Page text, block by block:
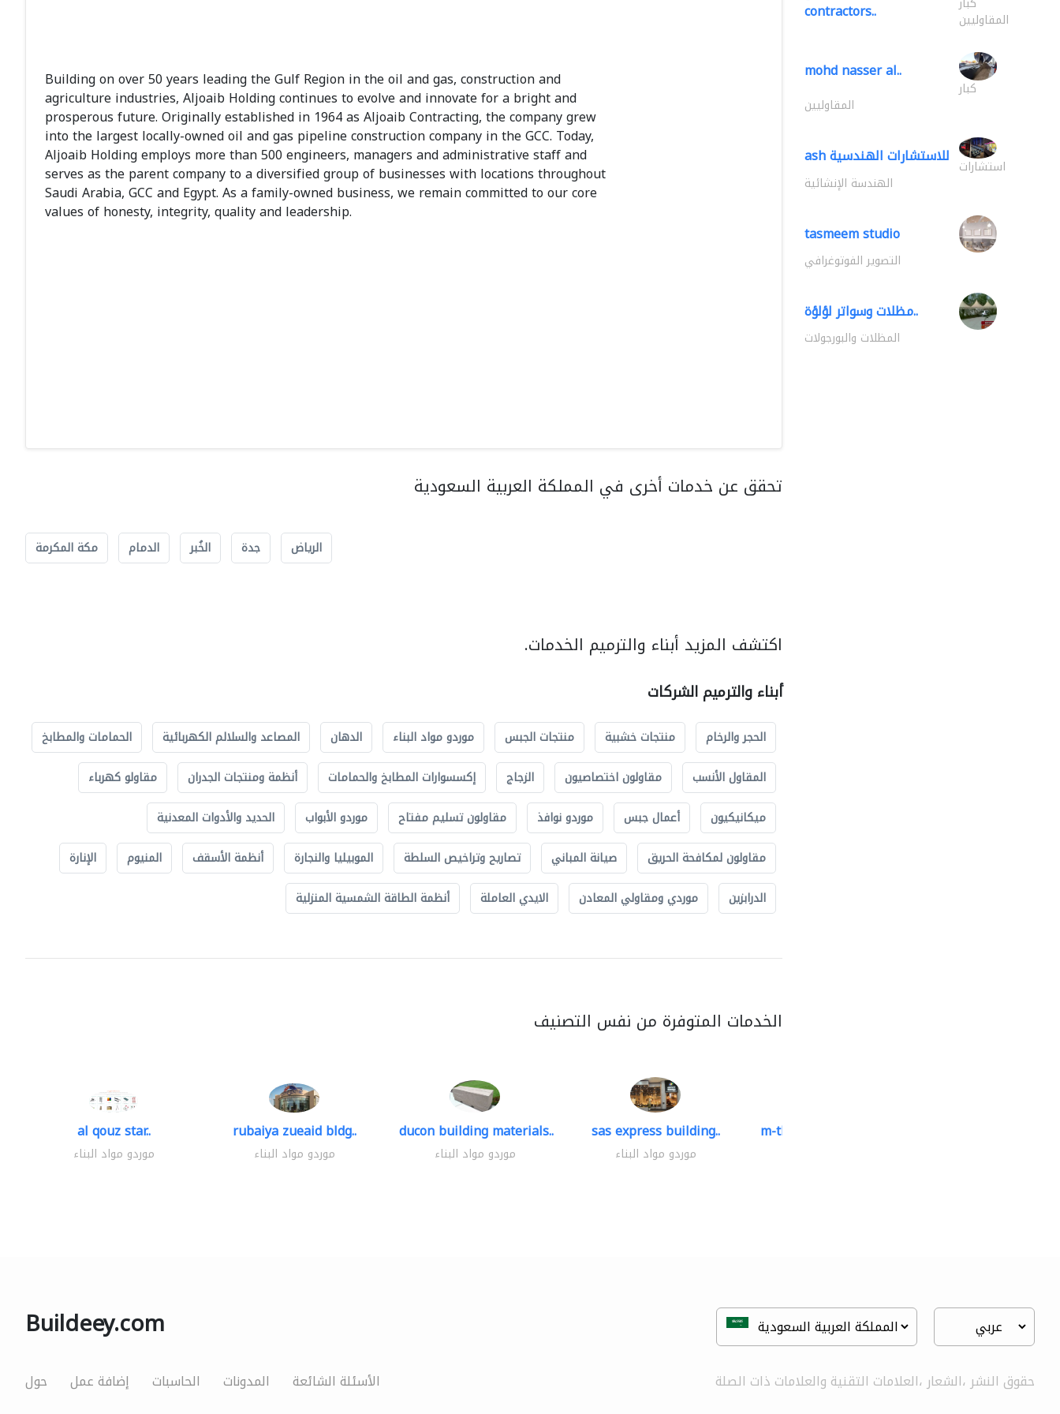
Building on over 50 years leading the Gulf Region in the oil and gas, construction and
agriculture industries, Aljoaib Holding continues to evolve and innovate for a bright and
prosperous future. Originally established in 1964 as Aljoaib Contracting, the company grew
into the largest locally-owned oil and gas pipeline construction company in the GCC. Today,
Aljoaib Holding employs more than 500 engineers, managers and administrative staff and
serves as the parent company to a diversified group of businesses with locations throughout
Saudi Arabia, GCC and Egypt. As a family-owned business, we remain committed to our core
values of honesty, integrity, quality and leadership.
تحقق عن خدمات أخرى في المملكة العربية السعودية
الرياض جدة الخُبر الدمام مكة المكرمة
اكتشف المزيد أبناء والترميم الخدمات.
أبناء والترميم الشركات
الحجر والرخام منتجات خشبية منتجات الجبس موردو مواد البناء الدهان المصاعد والسلالم الكهربائية
الحمامات والمطابخ
المقاول الأنسب
مقاولون اختصاصيون الزجاج إكسسوارات المطابخ والحمامات أنظمة ومنتجات الجدران
مقاولو كهرباء
ميكانيكيون
أعمال جبس موردو نوافذ مقاولون تسليم مفتاح موردو الأبواب
الحديد والأدوات المعدنية
مقاولون لمكافحة الحريق
صيانة المباني تصاريح وتراخيص السلطة الموبيليا والنجارة أنظمة الأسقف المنيوم
الإنارة
الدرابزين
موردي ومقاولي المعادن الايدي العاملة أنظمة الطاقة الشمسية المنزلية
الخدمات المتوفرة من نفس التصنيف
al qouz star..
موردو مواد البناء
rubaiya zueaid bldg..
موردو مواد البناء
ducon building materials..
موردو مواد البناء
sas express building..
موردو مواد البناء
m-three building materials
contractors.. المقاوليين
mohd nasser al..
كبار
المقاوليين
ash للاستشارات الهندسية استشارات
الهندسة الإنشائية
tasmeem studio
التصوير الفوتوغرافي
مظلات وسواتر لؤلؤة..
المظلات والبورجولات
Buildeey.com
حول إضافة عمل الحاسبات المدونات الأسئلة الشائعة حقوق النشر ،الشعار ،العلامات التقنية والعلامات ذات الصلة